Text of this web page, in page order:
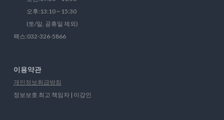
오후:13:10 ~ 15:30
(토/일, 공휴일 제외)
팩스:032-326-5866
이용약관
개인정보취급방침
정보보호 최고 책임자 | 이강인